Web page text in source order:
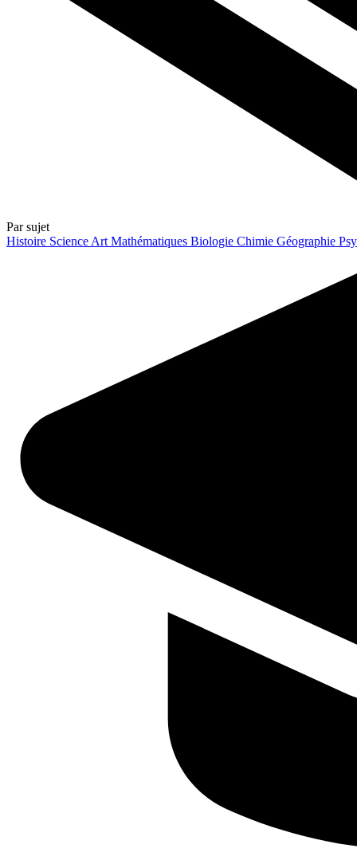
Par sujet
Histoire Science Art Mathématiques Biologie Chimie Géographie